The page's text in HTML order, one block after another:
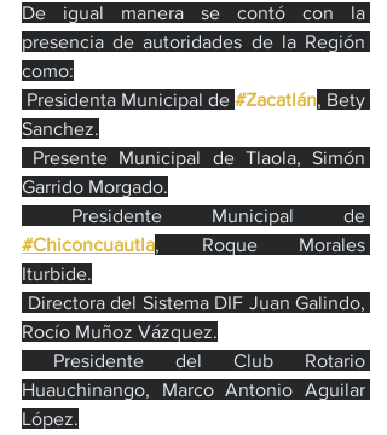
De igual manera se contó con la
presencia de autoridades de la Región
como:
Presidenta Municipal de #Zacatlán, Bety
Sanchez.
Presente Municipal de Tlaola, Simón
Garrido Morgado.
#Chiconcuautla, Roque Morales
Iturbide.
Directora del Sistema DIF Juan Galindo,
Rocío Muñoz Vázquez.
Presidente del Club Rotario
Huauchinango, Marco Antonio Aguilar
López.